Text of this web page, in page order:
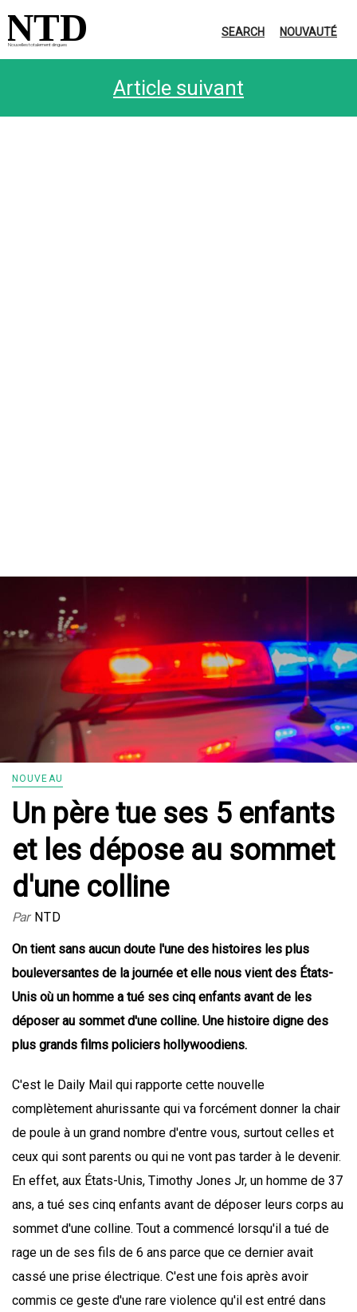
Nouvelles totalement dingues
NTD SEARCH NOUVAUTÉ
NOUVEAU
Un père tue ses 5 enfants
et les dépose au sommet
d'une colline
Par NTD
On tient sans aucun doute l'une des histoires les plus
bouleversantes de la journée et elle nous vient des États-
Unis où un homme a tué ses cinq enfants avant de les
déposer au sommet d'une colline. Une histoire digne des
plus grands films policiers hollywoodiens.
C'est le Daily Mail qui rapporte cette nouvelle
complètement ahurissante qui va forcément donner la chair
de poule à un grand nombre d'entre vous, surtout celles et
ceux qui sont parents ou qui ne vont pas tarder à le devenir.
En effet, aux États-Unis, Timothy Jones Jr, un homme de 37
ans, a tué ses cinq enfants avant de déposer leurs corps au
sommet d'une colline. Tout a commencé lorsqu'il a tué de
rage un de ses fils de 6 ans parce que ce dernier avait
cassé une prise électrique. C'est une fois après avoir
commis ce geste d'une rare violence qu'il est entré dans
Article suivant